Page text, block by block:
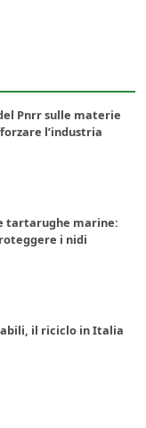
Pnrr sulle materie
l’industria
tartarughe marine:
i nidi
il riciclo in Italia